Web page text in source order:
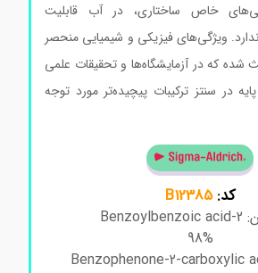
خاص ساختاری، در آب قابلیت
ویژگی‌های فیزیکی و شیمیایی منحصر
که در آزمایشگاه‌ها و تحقیقات علمی
در سنتز ترکیبات پیچیده‌تر مورد توجه
کد:B12385
98%